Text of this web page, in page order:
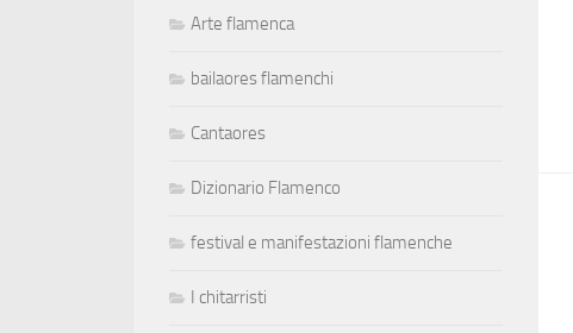
Arte flamenca
bailaores flamenchi
Cantaores
Dizionario Flamenco
festival e manifestazioni flamenche
I chitarristi